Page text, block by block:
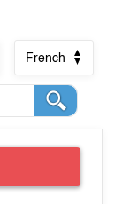
French